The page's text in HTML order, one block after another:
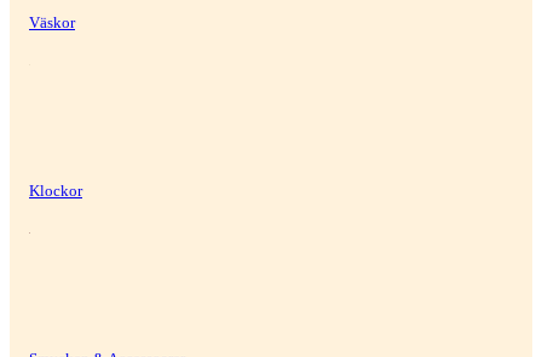
Väskor
Klockor